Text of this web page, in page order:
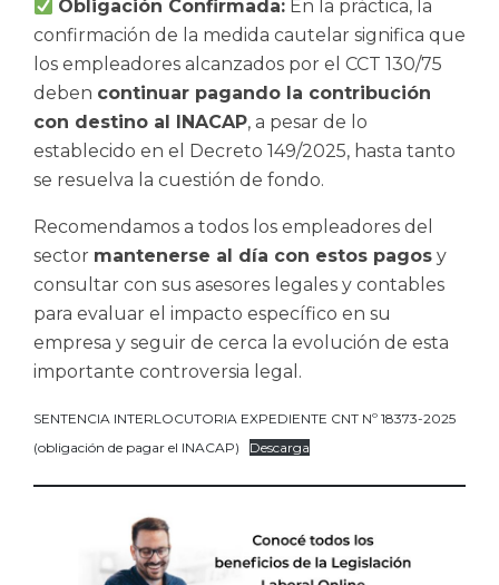
Obligación Confirmada: En la práctica, la
confirmación de la medida cautelar significa que
los empleadores alcanzados por el CCT 130/75
deben continuar pagando la contribución
con destino al INACAP, a pesar de lo
establecido en el Decreto 149/2025, hasta tanto
se resuelva la cuestión de fondo.
Recomendamos a todos los empleadores del
sector mantenerse al día con estos pagos y
consultar con sus asesores legales y contables
para evaluar el impacto específico en su
empresa y seguir de cerca la evolución de esta
importante controversia legal.
SENTENCIA INTERLOCUTORIA EXPEDIENTE CNT Nº 18373-2025
(obligación de pagar el INACAP)
Descarga